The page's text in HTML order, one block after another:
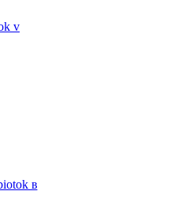
в